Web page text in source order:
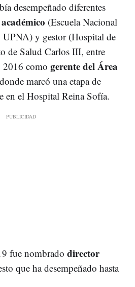
desempeñado diferentes
(Escuela Nacional
y gestor (Hospital de
de Salud Carlos III, entre
2016 como gerente del Área
donde marcó una etapa de
en el Hospital Reina Sofía.
fue nombrado director
que ha desempeñado hasta